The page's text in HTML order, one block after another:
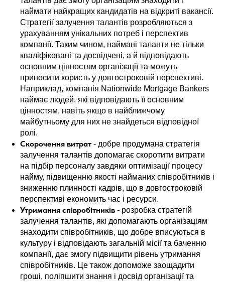
наймати найкращих кандидатів на відкриті вакансії.
Стратегії залучення талантів розробляються з
урахуванням унікальних потреб і перспектив
компанії. Таким чином, наймані таланти не тільки
кваліфіковані та досвідчені, а й відповідають
основним цінностям організації та можуть
приносити користь у довгостроковій перспективі.
Наприклад, компанія Nationwide Mortgage Bankers
наймає людей, які відповідають її основним
цінностям, навіть якщо в найближчому
майбутньому для них не знайдеться відповідної
ролі.
Скорочення витрат - добре продумана стратегія
залучення талантів допомагає скоротити витрати
на підбір персоналу завдяки оптимізації процесу
найму, підвищенню якості найманих співробітників і
зниженню плинності кадрів, що в довгостроковій
перспективі економить час і ресурси.
Утримання співробітників - розробка стратегій
залучення талантів, які допомагають організаціям
знаходити співробітників, що добре вписуються в
культуру і відповідають загальній місії та баченню
компанії, дає змогу підвищити рівень утримання
співробітників. Це також допоможе заощадити
гроші, поліпшити знання і досвід організації та